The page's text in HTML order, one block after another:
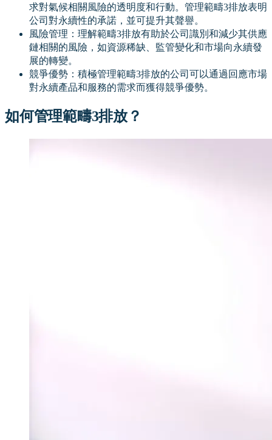
求對氣候相關風險的透明度和行動。管理範疇3排放表明
公司對永續性的承諾，並可提升其聲譽。
風險管理：理解範疇3排放有助於公司識別和減少其供應
鏈相關的風險，如資源稀缺、監管變化和市場向永續發
展的轉變。
競爭優勢：積極管理範疇3排放的公司可以通過回應市場
對永續產品和服務的需求而獲得競爭優勢。
如何管理範疇3排放？